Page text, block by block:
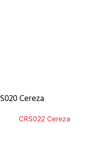
Cereza